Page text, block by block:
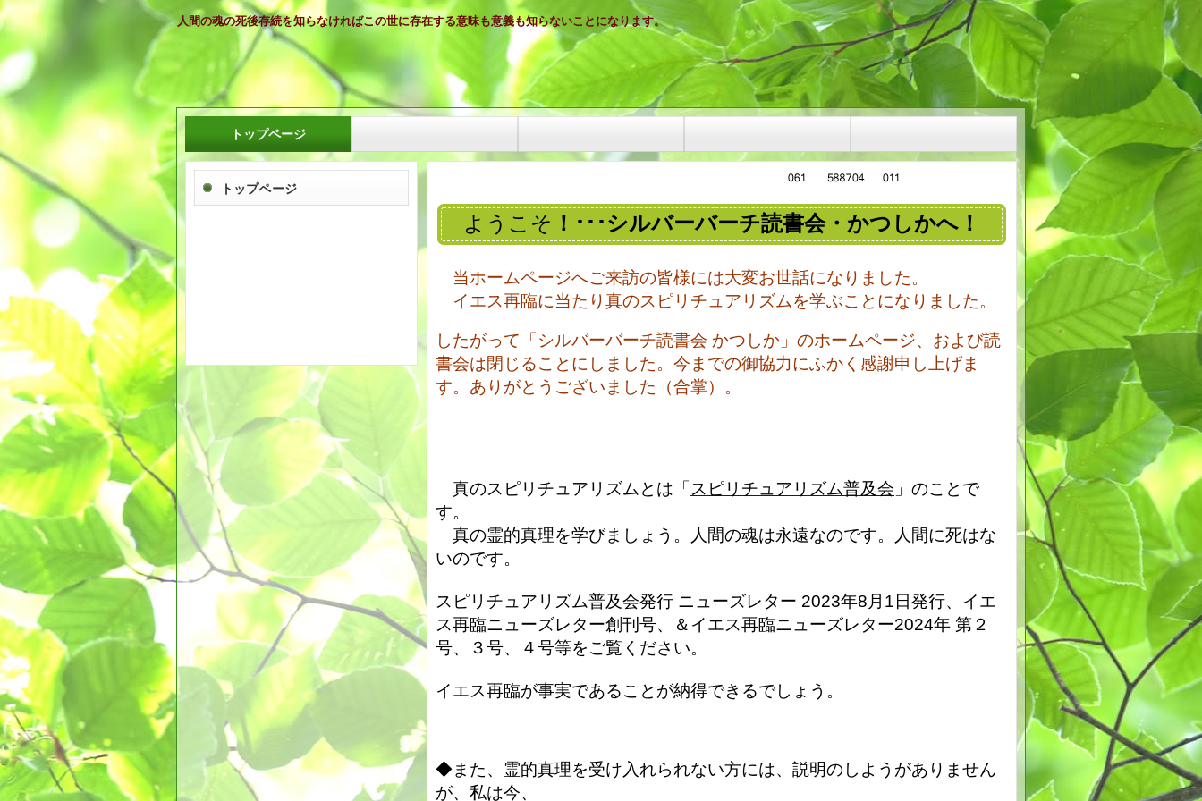
人間の魂の死後存続を知らなければこの世に存在する意味も意義も知らないことになります。
トップページ
トップページ
ようこそ ！･･･シルバーバーチ読書会・かつしかへ！
当ホームページへご来訪の皆様には大変お世話になりました。
イエス再臨に当たり真のスピリチュアリズムを学ぶことになりました。
したがって「シルバーバーチ読書会 かつしか」のホームページ、および読
書会は閉じることにしました。今までの御協力にふかく感謝申し上げま
す。ありがとうございました（合掌）。
真のスピリチュアリズムとは「 スピリチュアリズム普及会 」のことで
す。
真の霊的真理を学びましょう。
人間の魂は永遠なのです。人間に死はな
いのです。
スピリチュアリズム普及会発行 ニューズレター 2023年8月1日発行、イエ
ス再臨ニューズレター創刊号、＆イエス再臨ニューズレター2024年 第２
号、３号、４号等をご覧ください。
イエス再臨が事実であることが納得できるでしょう。
◆また、霊的真理を受け入れられない方には、説明のしようがありません
が、私は今、